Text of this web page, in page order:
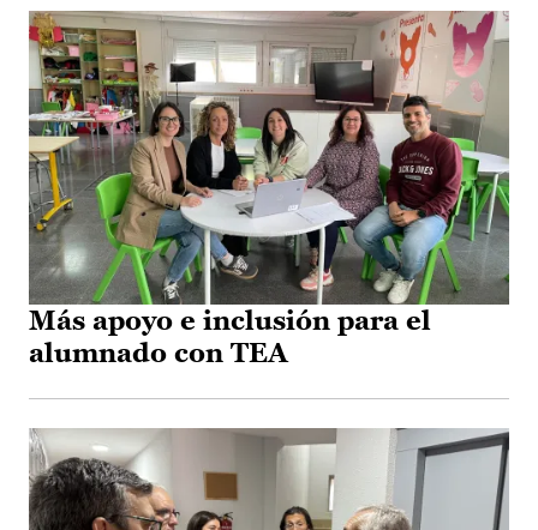
Más apoyo e inclusión para el
alumnado con TEA